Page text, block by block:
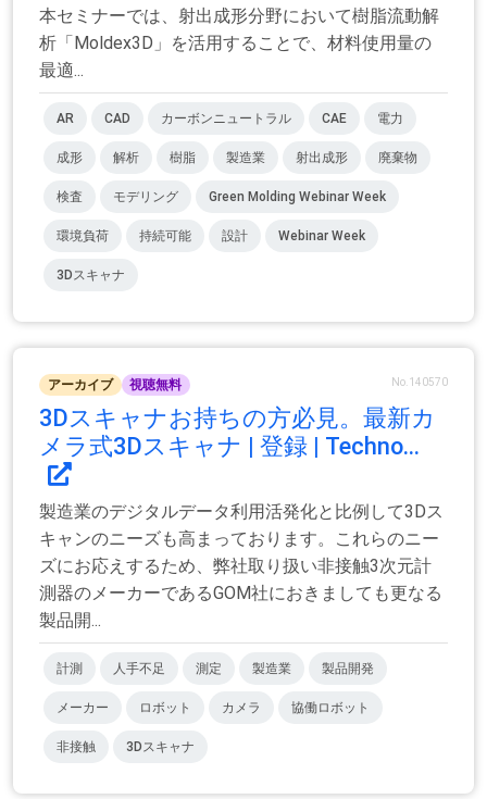
本セミナーでは、射出成形分野において樹脂流動解
析「Moldex3D」を活用することで、材料使用量の
最適...
AR CAD カーボンニュートラル CAE 電力
成形 解析 樹脂 製造業 射出成形 廃棄物
検査 モデリング Green Molding Webinar Week
環境負荷 持続可能 設計 Webinar Week
3Dスキャナ
アーカイブ 視聴無料 No.140570
3Dスキャナお持ちの方必見。最新カ
メラ式3Dスキャナ | 登録 | Techno...
製造業のデジタルデータ利用活発化と比例して3Dス
キャンのニーズも高まっております。これらのニー
ズにお応えするため、弊社取り扱い非接触3次元計
測器のメーカーであるGOM社におきましても更なる
製品開...
計測 人手不足 測定 製造業 製品開発
メーカー ロボット カメラ 協働ロボット
非接触 3Dスキャナ